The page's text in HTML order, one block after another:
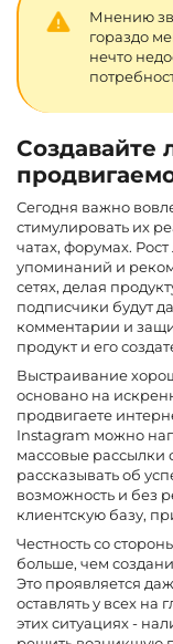
Мнению
гораздо
нечто
Создавайте
Сегодня важно
стимулировать их
чатах, форумах.
упоминаний и
сетях, делая
подписчики будут
комментарии и
продукт и его
Выстраивание
основано на
продвигаете
Instagram можно
массовые рассылки
рассказывать об
возможность и без
клиентскую базу,
Честность со
больше, чем
Это проявляется
оставлять у всех на
этих ситуациях -